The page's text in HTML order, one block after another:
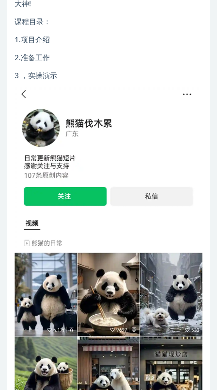
大神!
课程目录：
1.项目介绍
2.准备工作
3 ，实操演示